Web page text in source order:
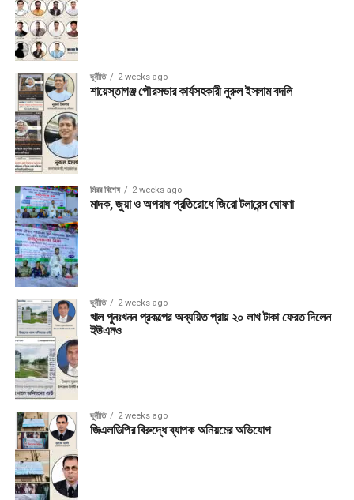
দূর্নীতি 2 weeks ago
শায়েস্তাগঞ্জ পৌরসভার কার্যসহকারী নুরুল ইসলাম বদলি
মিরর বিশেষ 2 weeks ago
মাদক, জুয়া ও অপরাধ প্রতিরোধে জিরো টলারেন্স ঘোষণা
দূর্নীতি 2 weeks ago
খাল পুনঃখনন প্রকল্পের অব্যয়িত প্রায় ২০ লাখ টাকা ফেরত দিলেন
ইউএনও
দূর্নীতি 2 weeks ago
জিএলডিপির বিরুদ্ধে ব্যাপক অনিয়মের অভিযোগ